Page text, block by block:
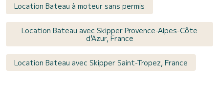
Location Bateau à moteur sans permis
Location Bateau avec Skipper Provence-Alpes-Côte
d'Azur, France
Location Bateau avec Skipper Saint-Tropez, France